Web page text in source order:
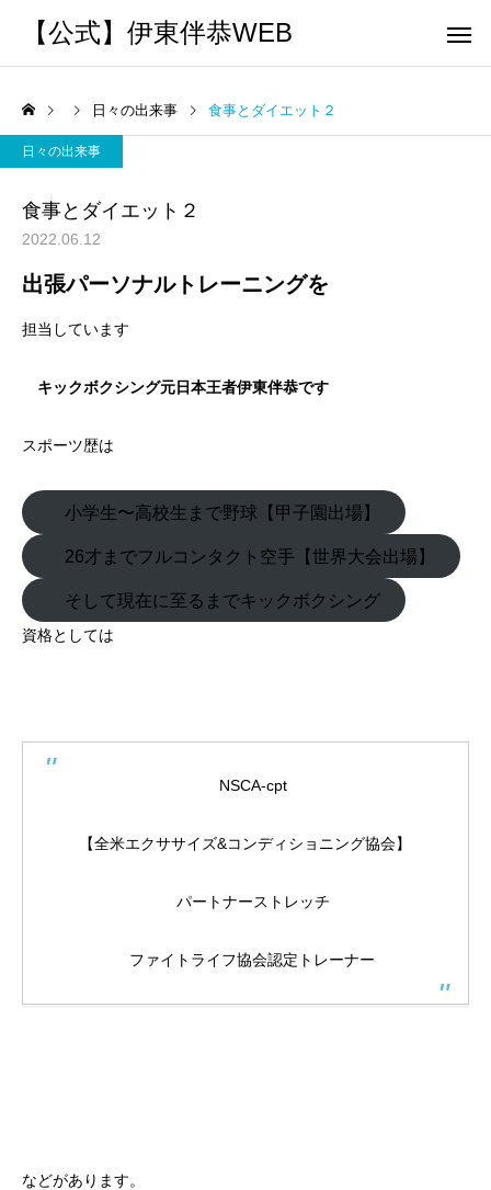
【公式】伊東伴恭WEB
出張 講演 セミナー
パーソナルトレーニ
キックボクシングで本当に
が消費カロリーと週の回数
パーソナルトレーニ
日々の出来事 食事とダイエット２
日々の出来事
食事とダイエット２
2022.06.12
出張パーソナルトレーニングを
担当しています
キックボクシング元日本王者伊東伴恭です
スポーツ歴は
小学生〜高校生まで野球【甲子園出場】
26才までフルコンタクト空手【世界大会出場】
そして現在に至るまでキックボクシング
資格としては
NSCA-cpt
【全米エクササイズ&コンディショニング協会】
パートナーストレッチ
ファイトライフ協会認定トレーナー
などがあります。